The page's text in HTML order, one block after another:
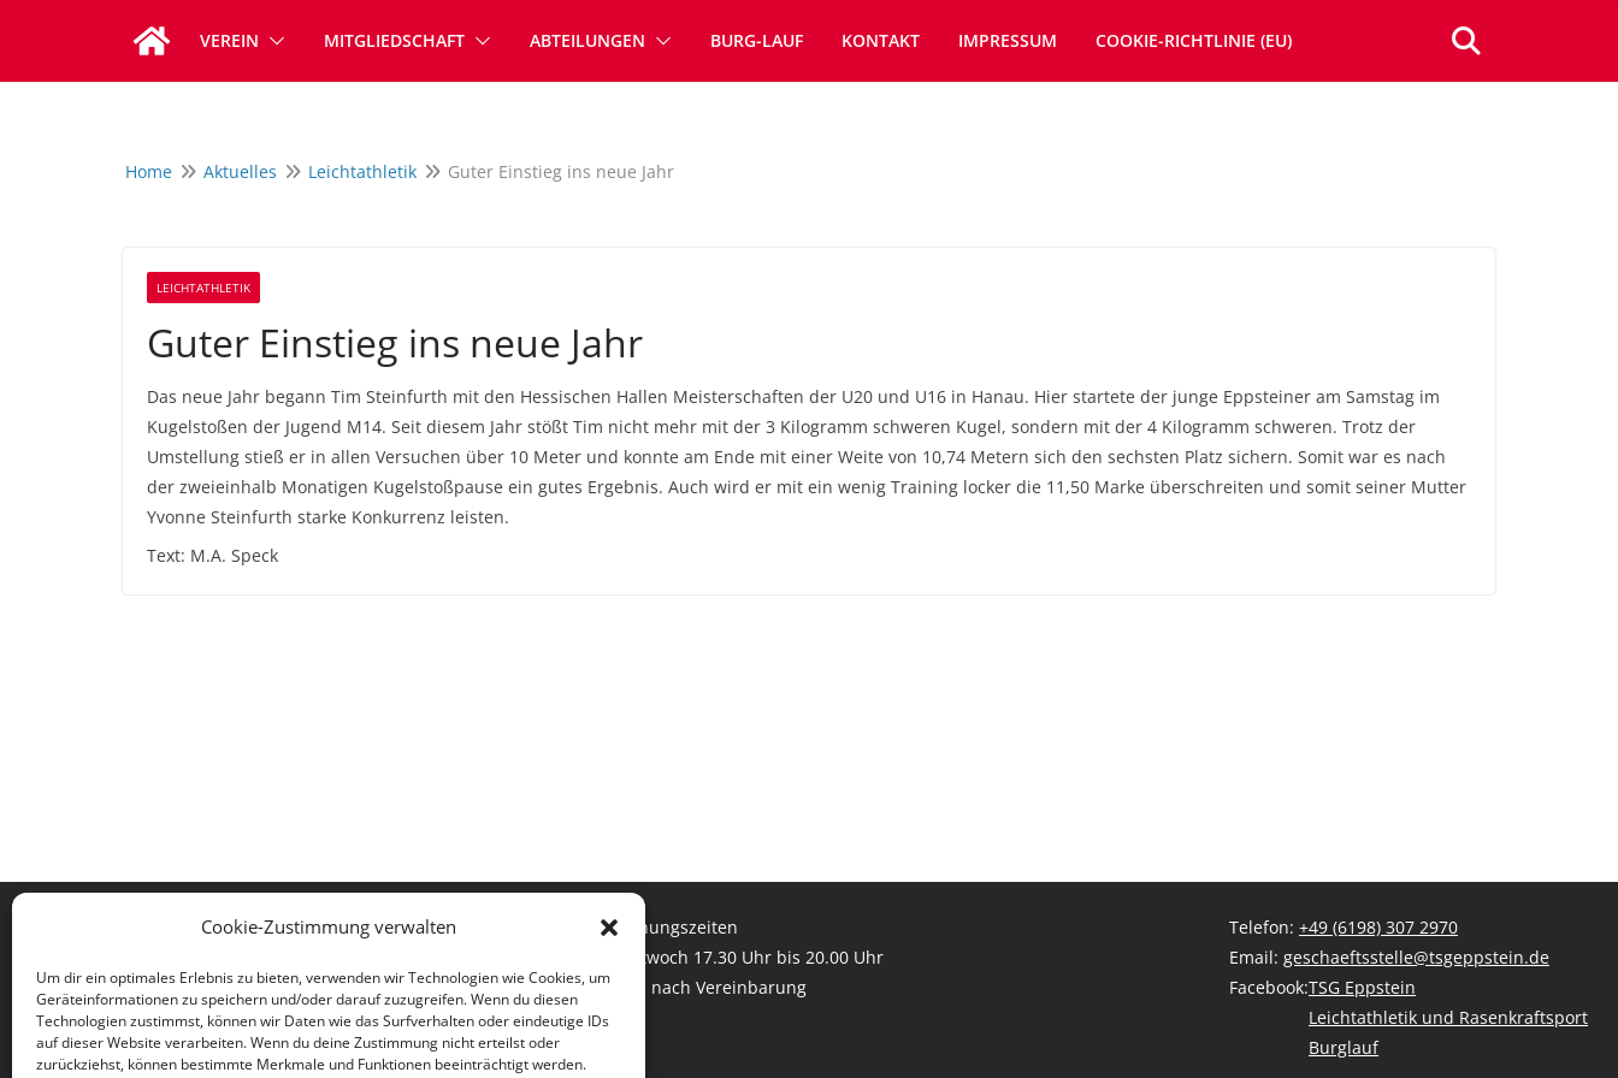
Cookie-Zustimmung verwalten
Um dir ein optimales Erlebnis zu bieten, verwenden wir Technologien wie Cookies, um
Geräteinformationen zu speichern und/oder darauf zuzugreifen. Wenn du diesen
Technologien zustimmst, können wir Daten wie das Surfverhalten oder eindeutige IDs
auf dieser Website verarbeiten. Wenn du deine Zustimmung nicht erteilst oder
zurückziehst, können bestimmte Merkmale und Funktionen beeinträchtigt werden.
springen
VEREIN MITGLIEDSCHAFT ABTEILUNGEN BURG-LAUF KONTAKT IMPRESSUM COOKIE-RICHTLINIE (EU)
Home Aktuelles Leichtathletik Guter Einstieg ins neue Jahr
LEICHTATHLETIK
Guter Einstieg ins neue Jahr
Das neue Jahr begann Tim Steinfurth mit den Hessischen Hallen Meisterschaften der U20 und U16 in Hanau. Hier startete der junge Eppsteiner am Samstag im
Kugelstoßen der Jugend M14. Seit diesem Jahr stößt Tim nicht mehr mit der 3 Kilogramm schweren Kugel, sondern mit der 4 Kilogramm schweren. Trotz der
Umstellung stieß er in allen Versuchen über 10 Meter und konnte am Ende mit einer Weite von 10,74 Metern sich den sechsten Platz sichern. Somit war es nach
der zweieinhalb Monatigen Kugelstoßpause ein gutes Ergebnis. Auch wird er mit ein wenig Training locker die 11,50 Marke überschreiten und somit seiner Mutter
Yvonne Steinfurth starke Konkurrenz leisten.
Text: M.A. Speck
TSG 1861/03 Eppstein/Ts. e.V.
Auf dem Wingertsberg 2.1
65817 Eppstein
Öffnungszeiten
Mittwoch 17.30 Uhr bis 20.00 Uhr
und nach Vereinbarung
Telefon: +49 (6198) 307 2970
Email: geschaeftsstelle@tsgeppstein.de
Facebook:TSG Eppstein
Leichtathletik und Rasenkraftsport
Burglauf